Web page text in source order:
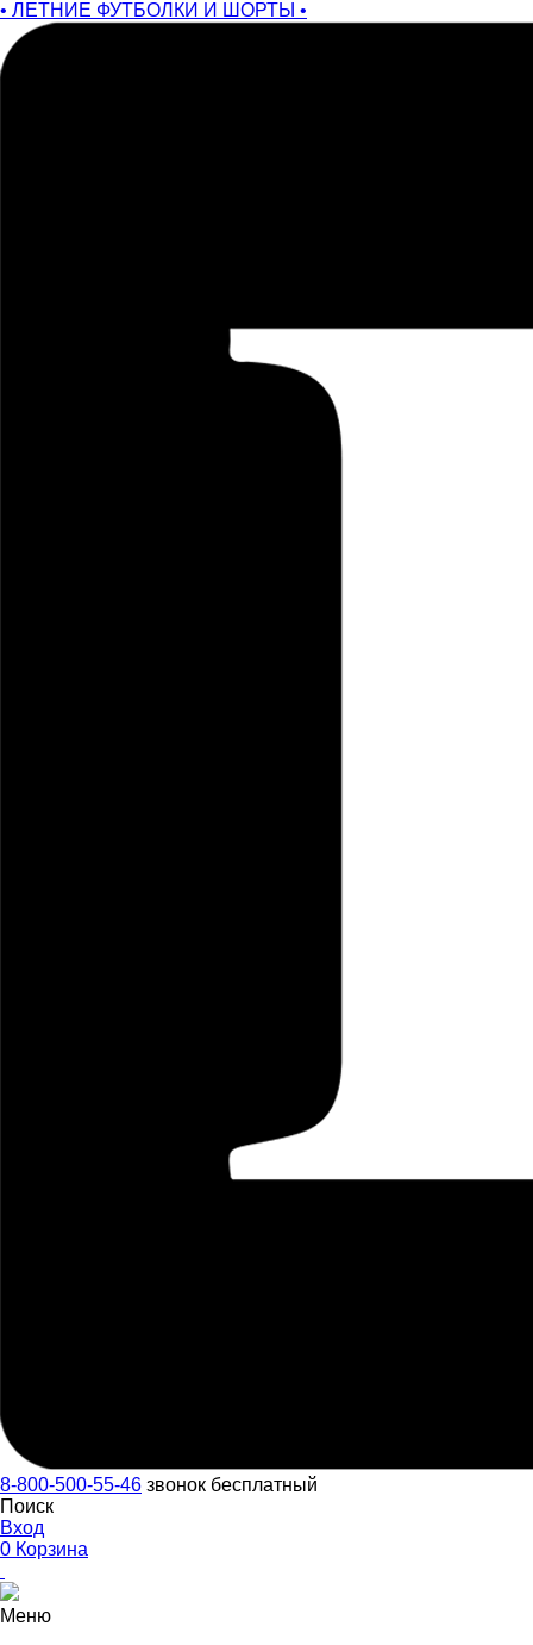
• ЛЕТНИЕ ФУТБОЛКИ И ШОРТЫ •
8-800-500-55-46 звонок бесплатный
Поиск
Вход
0 Корзина
Меню